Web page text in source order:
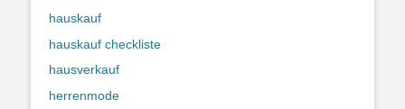
hauskauf
hauskauf checkliste
hausverkauf
herrenmode